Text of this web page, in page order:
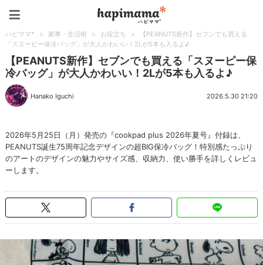
ハピママ* > 家事・生活術 > お役立ち >
【PEANUTS新作】セブンでも買える
「スヌーピー保冷バッグ」が大人かわいい！2Lが5本も入るよ♪
【PEANUTS新作】セブンでも買える「スヌーピー保
冷バッグ」が大人かわいい！2Lが5本も入るよ♪
Hanako Iguchi 2026.5.30 21:20
2026年5月25日（月）発売の『cookpad plus 2026年夏号』付録は、
PEANUTS誕生75周年記念デザインの超BIG保冷バッグ！特別感たっぷり
のアートのデザインの魅力やサイズ感、収納力、使い勝手を詳しくレビュ
ーします。